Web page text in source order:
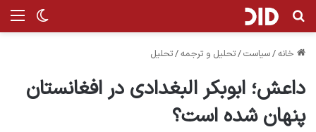
تغییر جستجو برای
خانه/سیاست/تحلیل و ترجمه/تحلیل
داعش؛ ابوبکر البغدادی در افغانستان
پنهان شده است؟